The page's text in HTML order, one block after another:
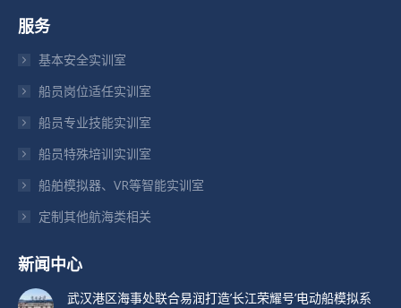
在
新
口
中
打
新
口
中
打
新
口
中
打
服务
基本安全实训室
船员岗位适任实训室
船员专业技能实训室
船员特殊培训实训室
船舶模拟器、VR等智能实训室
定制其他航海类相关
新闻中心
武汉港区海事处联合易润打造’长江荣耀号’电动船模拟系